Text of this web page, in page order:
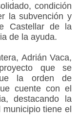
condición
la subvención y
Castellar de la
de la ayuda.
Adrián Vaca,
que se
la orden de
cuente con el
destacando la
tiene el